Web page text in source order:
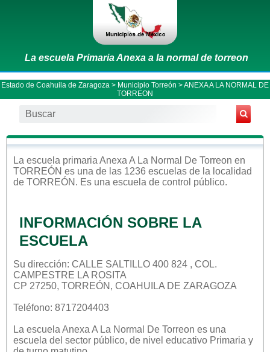
La escuela Primaria Anexa a la normal de torreon
Estado de Coahuila de Zaragoza > Municipio Torreón > ANEXA A LA NORMAL DE
TORREON
La escuela primaria Anexa A La Normal De Torreon en
TORREÓN es una de las 1236 escuelas de la localidad
de TORREÓN . Es una escuela de control público.
INFORMACIÓN SOBRE LA
ESCUELA
Su dirección: CALLE SALTILLO 400 824 , COL.
CAMPESTRE LA ROSITA
CP 27250, TORREÓN, COAHUILA DE ZARAGOZA
Teléfono: 8717204403
La escuela Anexa A La Normal De Torreon es una
escuela del sector público, de nivel educativo Primaria y